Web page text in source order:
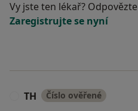
Vy jste ten lékař?
Zaregistrujte se nyní
TH Číslo ověřené